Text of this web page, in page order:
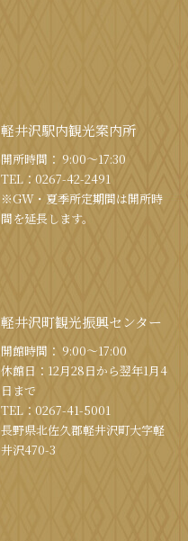
軽井沢駅内観光案内所
開所時間： 9:00〜17:30
TEL： 0267-42-2491
※GW・夏季所定期間は開所時
間を延⻑します。
軽井沢町観光振興センター
開館時間： 9:00〜17:00
休館⽇：12⽉28⽇から翌年1⽉4
⽇まで
TEL： 0267-41-5001
⻑野県北佐久郡軽井沢町⼤字軽
井沢470-3